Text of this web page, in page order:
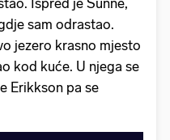
sam odrastao.
jezero krasno mjesto
kod kuće. U njega se
Erikkson pa se